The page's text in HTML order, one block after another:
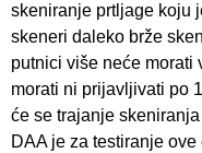
skeniranje prtljage koju
skeneri daleko brže
putnici više neće morati
morati ni prijavljivati po
će se trajanje
DAA je za testiranje